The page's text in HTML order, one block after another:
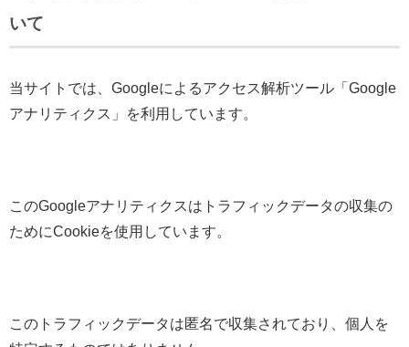
いて
当サイトでは、Googleによるアクセス解析ツール「Google
アナリティクス」を利用しています。
このGoogleアナリティクスはトラフィックデータの収集の
ためにCookieを使用しています。
このトラフィックデータは匿名で収集されており、個人を